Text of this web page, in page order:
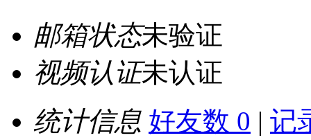
邮箱状态未验证
视频认证未认证
统计信息 好友数 0 | 记